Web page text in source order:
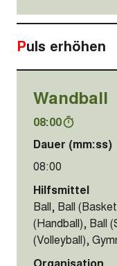
Puls erhöhen
Wandball
08:00
Dauer (mm:ss)
08:00
Hilfsmittel
Ball, Ball
(Handball), Ball
(Volleyball),